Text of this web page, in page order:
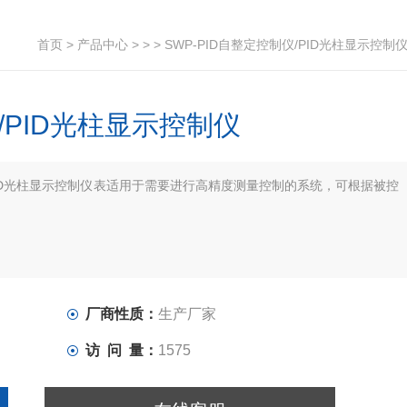
首页 > 产品中心 > > > SWP-PID自整定控制仪/PID光柱显示控制仪
光柱显示控制仪
柱显示控制仪表适用于需要进行高精度测量控制的系统，可根据被控
厂商性质： 生产厂家
访 问 量： 1575